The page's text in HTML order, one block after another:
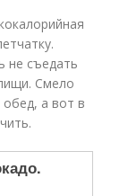
не съедать
Смело
обед, а вот в